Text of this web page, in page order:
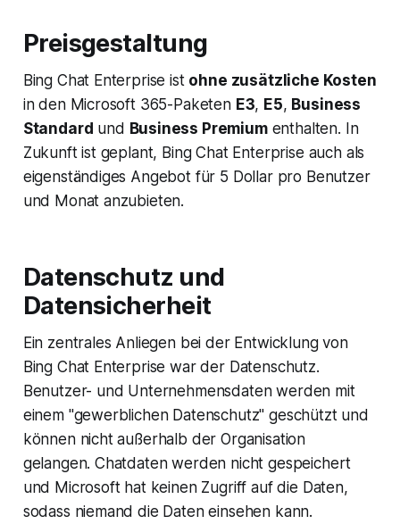
Preisgestaltung
Bing Chat Enterprise ist ohne zusätzliche Kosten
in den Microsoft 365-Paketen E3, E5, Business
Standard und Business Premiumenthalten. In
Zukunft ist geplant, Bing Chat Enterprise auch als
eigenständiges Angebot für 5 Dollar pro Benutzer
und Monat anzubieten.
Datenschutz und
Datensicherheit
Ein zentrales Anliegen bei der Entwicklung von
Bing Chat Enterprise war der Datenschutz.
Benutzer- und Unternehmensdaten werden mit
einem "gewerblichen Datenschutz" geschützt und
können nicht außerhalb der Organisation
gelangen. Chatdaten werden nicht gespeichert
und Microsoft hat keinen Zugriff auf die Daten,
sodass niemand die Daten einsehen kann.